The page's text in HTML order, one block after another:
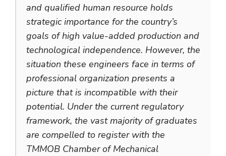
and qualified human resource holds
strategic importance for the country’s
goals of high value-added production and
technological independence. However, the
situation these engineers face in terms of
professional organization presents a
picture that is incompatible with their
potential. Under the current regulatory
framework, the vast majority of graduates
are compelled to register with the
TMMOB Chamber of Mechanical